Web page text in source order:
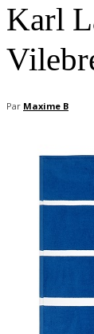
Karl
Par Maxime B